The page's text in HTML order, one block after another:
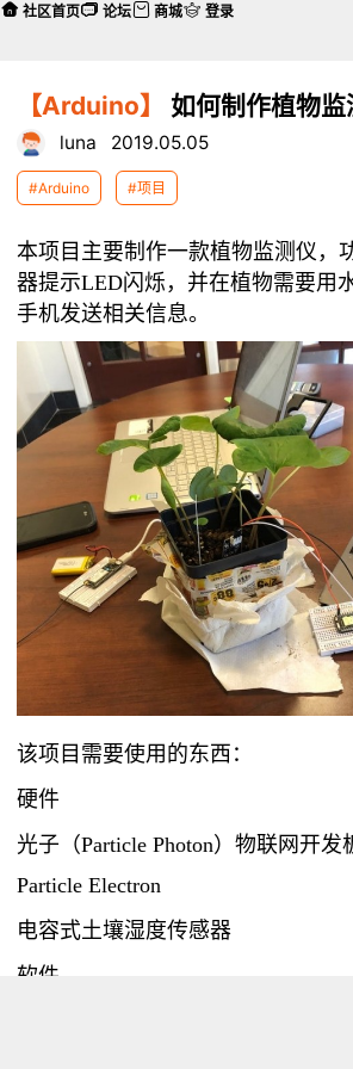
【Arduino】 如何制作植物监
luna 2019.05.05
#Arduino #项目
本项目主要制作一款植物监测仪，
器提示LED闪烁，并在植物需要用
手机发送相关信息。
该项目需要使用的东西：
硬件
光子（Particle Photon）物联网开发
Particle Electron
电容式土壤湿度传感器
软件
社区首页 论坛 商城 登录